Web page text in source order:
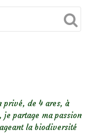
de 4 ares, à
je partage ma passion
la biodiversité